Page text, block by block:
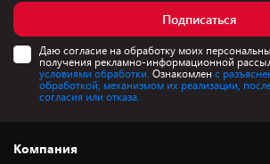
Подписаться
Даю согласие на обработку моих
получения рекламно-информационной
условиями обработки. Ознакомлен с
обработкой, механизмом их реализации,
согласия или отказа.
Компания